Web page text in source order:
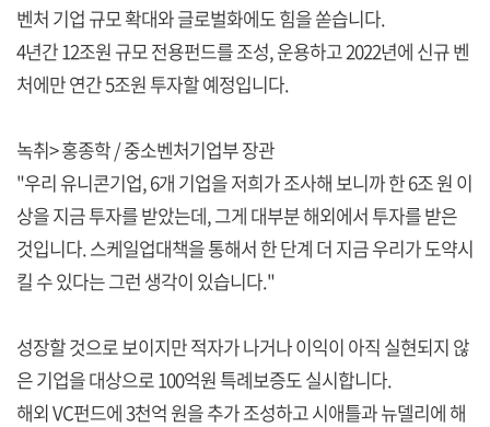
벤처 기업 규모 확대와 글로벌화에도 힘을 쏟습니다.
4년간 12조원 규모 전용펀드를 조성, 운용하고 2022년에 신규 벤
처에만 연간 5조원 투자할 예정입니다.
녹취> 홍종학 / 중소벤처기업부 장관
"우리 유니콘기업, 6개 기업을 저희가 조사해 보니까 한 6조 원 이
상을 지금 투자를 받았는데, 그게 대부분 해외에서 투자를 받은
것입니다. 스케일업대책을 통해서 한 단계 더 지금 우리가 도약시
킬 수 있다는 그런 생각이 있습니다."
성장할 것으로 보이지만 적자가 나거나 이익이 아직 실현되지 않
은 기업을 대상으로 100억원 특례보증도 실시합니다.
해외 VC펀드에 3천억 원을 추가 조성하고 시애틀과 뉴델리에 해